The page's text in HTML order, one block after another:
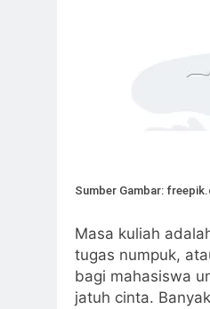
Sumber Gambar:
Masa kuliah
tugas numpuk,
bagi mahasiswa
jatuh cinta.